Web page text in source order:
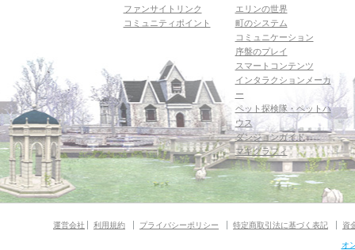
ファンサイトリンク
コミュニティポイント
エリンの世界
町のシステム
コミュニケーション
序盤のプレイ
スマートコンテンツ
インタラクションメーカ
ー
ペット探検隊・ペットハ
ウス
ダンジョンガイド
マギグラフィ
運営会社 利用規約 プライバシーポリシー 特定商取引法に基づく表記 資
オ